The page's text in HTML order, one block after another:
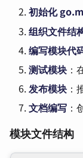
初始化
组织文件结
编写模块代
测试模块 ：
发布模块 ：
文档编写 ：
模块文件结构